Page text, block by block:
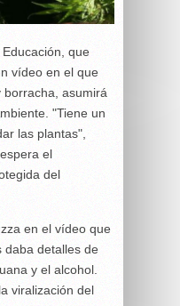
que
vídeo en el que
asumirá
"Tiene un
las plantas",
el
del
en el vídeo que
daba detalles de
y el alcohol.
viralización del